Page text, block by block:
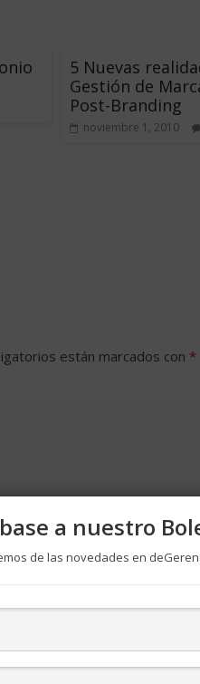
5 Nuevas
Gestión de
Post-Branding
noviembre 1, 2010
están marcados con *
a nuestro
de las novedades en